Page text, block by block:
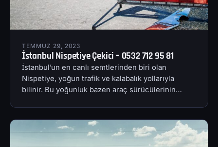
TEMMUZ 29, 2023
İstanbul Nispetiye Çekici – 0532 712 95 81
İstanbul’un en canlı semtlerinden biri olan
Nispetiye, yoğun trafik ve kalabalık yollarıyla
bilinir. Bu yoğunluk bazen araç sürücülerinin…